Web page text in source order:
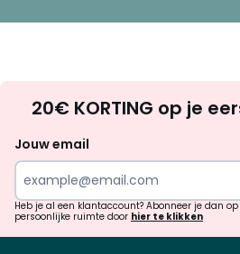
20€ KORTING op je
Jouw email
Heb je al een klantaccount? Abonneer je dan
persoonlijke ruimte door hier te klikken